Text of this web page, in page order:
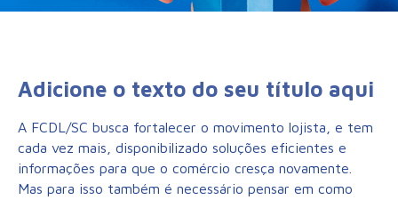
Adicione o texto do seu título aqui
A FCDL/SC busca fortalecer o movimento lojista, e tem
cada vez mais, disponibilizado soluções eficientes e
informações para que o comércio cresça novamente.
Mas para isso também é necessário pensar em como